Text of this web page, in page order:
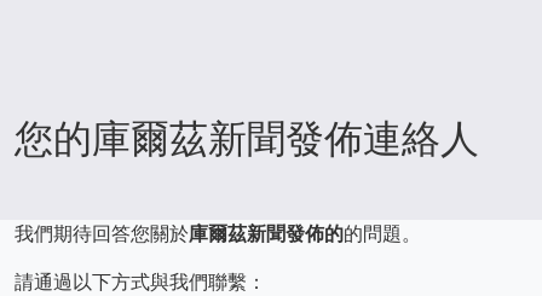
您的庫爾茲新聞發佈連絡人
我們期待回答您關於庫爾茲新聞發佈的的問題。
請通過以下方式與我們聯繫：